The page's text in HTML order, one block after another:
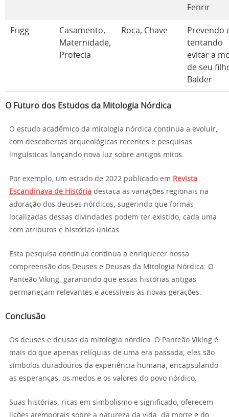
Fenrir
Frigg
Casamento,
Maternidade,
Profecia
Roca, Chave
Prevendo
tentando
evitar a
de seu
Balder
O Futuro dos Estudos da Mitologia Nórdica
O estudo acadêmico da mitologia nórdica continua a evoluir,
com descobertas arqueológicas recentes e pesquisas
linguísticas lançando nova luz sobre antigos mitos.
Por exemplo, um estudo de 2022 publicado em Revista
Escandinava de História destaca as variações regionais na
adoração dos deuses nórdicos, sugerindo que formas
localizadas dessas divindades podem ter existido, cada uma
com atributos e histórias únicas.
Esta pesquisa contínua continua a enriquecer nossa
compreensão dos Deuses e Deusas da Mitologia Nórdica: O
Panteão Viking, garantindo que essas histórias antigas
permaneçam relevantes e acessíveis às novas gerações.
Conclusão
Os deuses e deusas da mitologia nórdica: O Panteão Viking é
mais do que apenas relíquias de uma era passada; eles são
símbolos duradouros da experiência humana, encapsulando
as esperanças, os medos e os valores do povo nórdico.
Suas histórias, ricas em simbolismo e significado, oferecem
lições atemporais sobre a natureza da vida, da morte e do